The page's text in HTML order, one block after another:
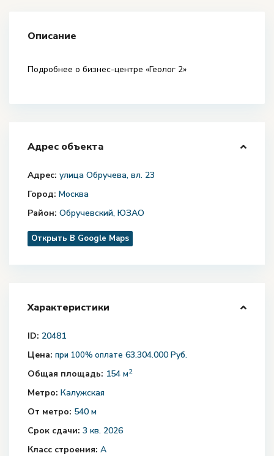
Описание
Подробнее о бизнес-центре «Геолог 2»
Адрес объекта
Адрес: улица Обручева, вл. 23
Город: Москва
Район: Обручевский, ЮЗАО
Открыть В Google Maps
Характеристики
ID: 20481
Цена: при 100% оплате 63.304.000 Руб.
Общая площадь: 154 м2
Метро: Калужская
От метро: 540 м
Срок сдачи: 3 кв. 2026
Класс строения: А